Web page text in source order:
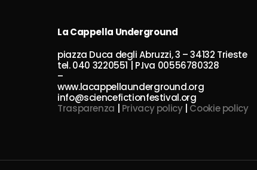
La Cappella Underground
piazza Duca degli Abruzzi, 3 – 34132 Trieste
tel. 040 3220551 | P.Iva 00556780328
–
www.lacappellaunderground.org
info@sciencefictionfestival.org
Trasparenza | Privacy policy| Cookie policy